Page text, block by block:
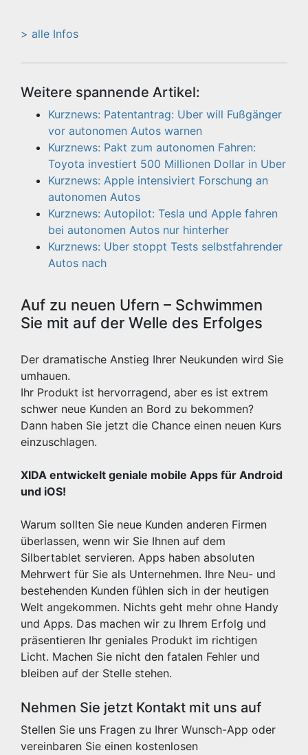
> alle Infos
Weitere spannende Artikel:
Kurznews: Patentantrag: Uber will Fußgänger
vor autonomen Autos warnen
Kurznews: Pakt zum autonomen Fahren:
Toyota investiert 500 Millionen Dollar in Uber
Kurznews: Apple intensiviert Forschung an
autonomen Autos
Kurznews: Autopilot: Tesla und Apple fahren
bei autonomen Autos nur hinterher
Kurznews: Uber stoppt Tests selbstfahrender
Autos nach
Auf zu neuen Ufern – Schwimmen
Sie mit auf der Welle des Erfolges
Der dramatische Anstieg Ihrer Neukunden wird Sie
umhauen.
Ihr Produkt ist hervorragend, aber es ist extrem
schwer neue Kunden an Bord zu bekommen?
Dann haben Sie jetzt die Chance einen neuen Kurs
einzuschlagen.
XIDA entwickelt geniale mobile Apps für Android
und iOS!
Warum sollten Sie neue Kunden anderen Firmen
überlassen, wenn wir Sie Ihnen auf dem
Silbertablet servieren. Apps haben absoluten
Mehrwert für Sie als Unternehmen. Ihre Neu- und
bestehenden Kunden fühlen sich in der heutigen
Welt angekommen. Nichts geht mehr ohne Handy
und Apps. Das machen wir zu Ihrem Erfolg und
präsentieren Ihr geniales Produkt im richtigen
Licht. Machen Sie nicht den fatalen Fehler und
bleiben auf der Stelle stehen.
Nehmen Sie jetzt Kontakt mit uns auf
Stellen Sie uns Fragen zu Ihrer Wunsch-App oder
vereinbaren Sie einen kostenlosen